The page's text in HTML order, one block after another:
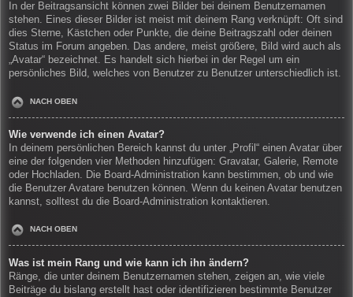
In der Beitragsansicht können zwei Bilder bei deinem Benutzernamen
stehen. Eines dieser Bilder ist meist mit deinem Rang verknüpft: Oft sind
dies Sterne, Kästchen oder Punkte, die deine Beitragszahl oder deinen
Status im Forum angeben. Das andere, meist größere, Bild wird auch als
„Avatar“ bezeichnet. Es handelt sich hierbei in der Regel um ein
persönliches Bild, welches von Benutzer zu Benutzer unterschiedlich ist.
NACH OBEN
Wie verwende ich einen Avatar?
In deinem persönlichen Bereich kannst du unter „Profil“ einen Avatar über
eine der folgenden vier Methoden hinzufügen: Gravatar, Galerie, Remote
oder Hochladen. Die Board-Administration kann bestimmen, ob und wie
die Benutzer Avatare benutzen können. Wenn du keinen Avatar benutzen
kannst, solltest du die Board-Administration kontaktieren.
NACH OBEN
Was ist mein Rang und wie kann ich ihn ändern?
Ränge, die unter deinem Benutzernamen stehen, zeigen an, wie viele
Beiträge du bislang erstellt hast oder identifizieren bestimmte Benutzer